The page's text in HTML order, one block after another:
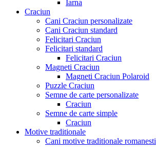
Iarna
Craciun
Cani Craciun personalizate
Cani Craciun standard
Felicitari Craciun
Felicitari standard
Felicitari Craciun
Magneti Craciun
Magneti Craciun Polaroid
Puzzle Craciun
Semne de carte personalizate
Craciun
Semne de carte simple
Craciun
Motive traditionale
Cani motive traditionale romanesti